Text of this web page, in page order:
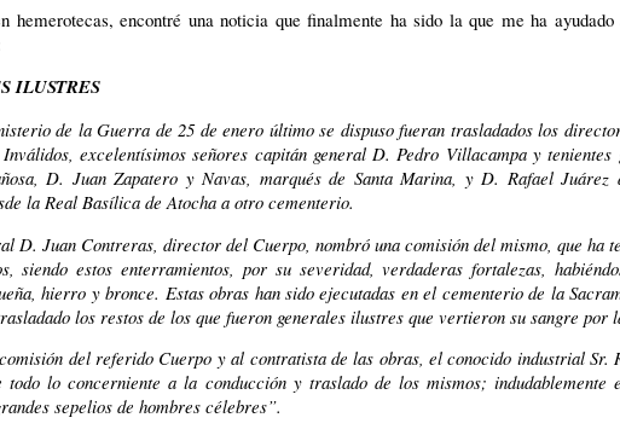
hemerotecas, encontré una noticia que finalmente ha sido la que me ha
ILUSTRES
de la Guerra de 25 de enero último se dispuso fueran trasladados los
excelentísimos señores capitán general D. Pedro Villacampa y tenientes
D. Juan Zapatero y Navas, marqués de Santa Marina, y D. Rafael Juárez
la Real Basílica de Atocha a otro cementerio.
D. Juan Contreras, director del Cuerpo, nombró una comisión del mismo, que ha
siendo estos enterramientos, por su severidad, verdaderas fortalezas,
hierro y bronce. Estas obras han sido ejecutadas en el cementerio de la
los restos de los que fueron generales ilustres que vertieron su sangre por
del referido Cuerpo y al contratista de las obras, el conocido industrial Sr.
todo lo concerniente a la conducción y traslado de los mismos; indudablemente
sepelios de hombres célebres”.